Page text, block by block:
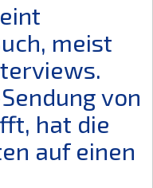
meist
von
hat die
auf einen